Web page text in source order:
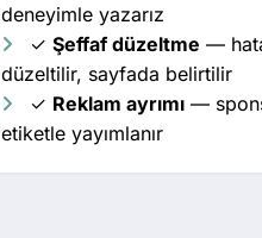
deneyimle yazarız
✓Şeffaf düzeltme —
düzeltilir, sayfada belirtilir
✓ Reklam ayrımı —
etiketle yayımlanır